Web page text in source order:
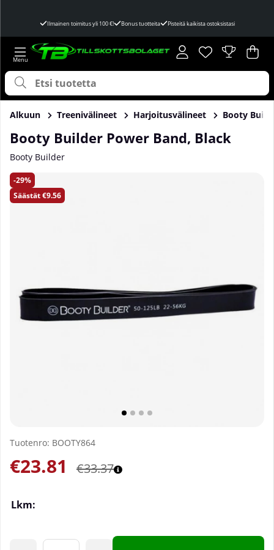
Ilmainen toimitus yli 100 €! Bonus tuotteita Pisteitä kaikista ostoksistasi
Toivelista
Lukumäärä
. .
Alkuun Treenivälineet Harjoitusvälineet Booty
Booty Builder Power Band, Black
Booty Builder
29
Säästät€9.56
Tuotekuvat Booty Builder Power Band, Black
Tuotenro: BOOTY864
€33.37
€23.81
Lkm: